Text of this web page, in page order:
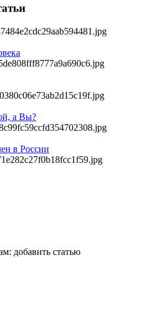
а Вы?
в России
добавить статью